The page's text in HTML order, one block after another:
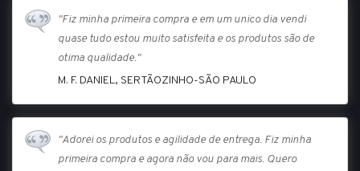
"Fiz minha primeira compra e em um unico dia vendi
quase tudo estou muito satisfeita e os produtos são de
otima qualidade."
M. F. DANIEL, SERTÃOZINHO-SÃO PAULO
"Adorei os produtos e agilidade de entrega. Fiz minha
primeira compra e agora não vou para mais. Quero